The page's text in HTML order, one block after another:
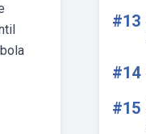
#13
#14
#15